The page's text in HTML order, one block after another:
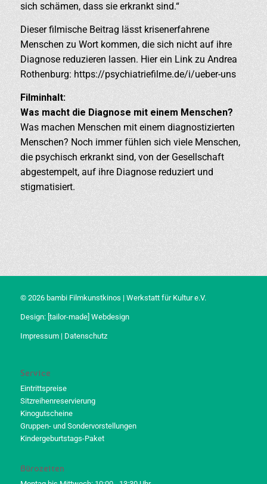
sich schämen, dass sie erkrankt sind.“
Dieser filmische Beitrag lässt krisenerfahrene
Menschen zu Wort kommen, die sich nicht auf ihre
Diagnose reduzieren lassen. Hier ein Link zu Andrea
Rothenburg: https://psychiatriefilme.de/i/ueber-uns
Filminhalt:
Was macht die Diagnose mit einem Menschen?
Was machen Menschen mit einem diagnostizierten
Menschen? Noch immer fühlen sich viele Menschen,
die psychisch erkrankt sind, von der Gesellschaft
abgestempelt, auf ihre Diagnose reduziert und
stigmatisiert.
© 2026 bambi Filmkunstkinos | Werkstatt für Kultur e.V.
Design: [tailor-made] Webdesign
Impressum| Datenschutz
Service
Eintrittspreise
Sitzreihenreservierung
Kinogutscheine
Gruppen- und Sondervorstellungen
Kindergeburtstags-Paket
Bürozeiten